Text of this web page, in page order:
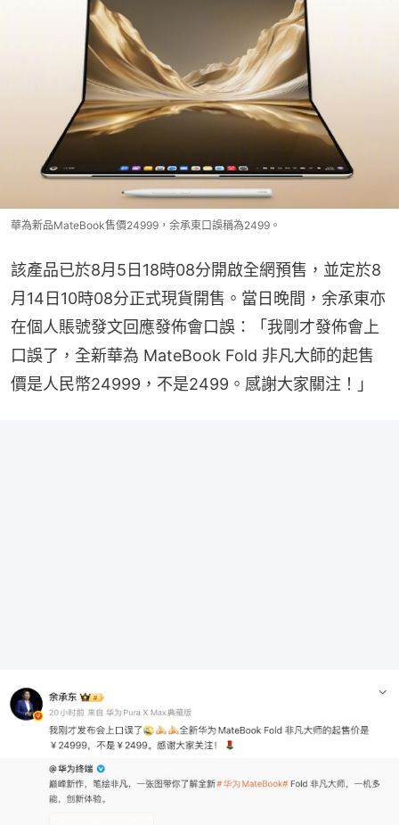
華為新品MateBook售價24999，余承東口誤稱為2499。
該產品已於8月5日18時08分開啟全網預售，並定於8
月14日10時08分正式現貨開售。當日晚間，余承東亦
在個人賬號發文回應發佈會口誤：「我剛才發佈會上
口誤了，全新華為 MateBook Fold 非凡大師的起售
價是人民幣24999，不是2499。感謝大家關注！」